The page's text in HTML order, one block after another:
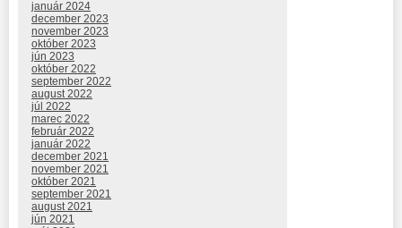
január 2024
december 2023
november 2023
október 2023
jún 2023
október 2022
september 2022
august 2022
júl 2022
marec 2022
február 2022
január 2022
december 2021
november 2021
október 2021
september 2021
august 2021
jún 2021